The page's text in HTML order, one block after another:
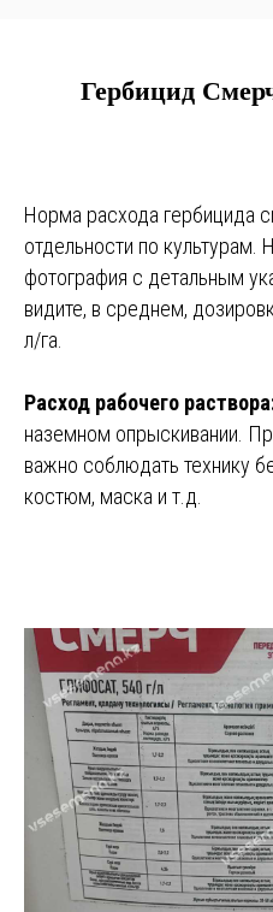
Гербицид
Норма расхода гербицида
отдельности по культурам.
фотография с детальным
видите, в среднем,
л/га.
Расход рабочего
наземном опрыскивании.
важно соблюдать технику
костюм, маска и т.д.